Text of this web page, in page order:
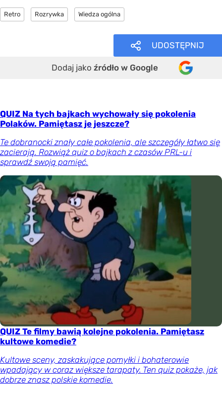
Retro Rozrywka Wiedza ogólna
UDOSTĘPNIJ
Dodaj jako źródło w Google
QUIZ Na tych bajkach wychowały się pokolenia
Polaków. Pamiętasz je jeszcze?
Te dobranocki znały całe pokolenia, ale szczegóły łatwo się
zacierają. Rozwiąż quiz o bajkach z czasów PRL-u i
sprawdź swoją pamięć.
QUIZ Te filmy bawią kolejne pokolenia. Pamiętasz
kultowe komedie?
Kultowe sceny, zaskakujące pomyłki i bohaterowie
wpadający w coraz większe tarapaty. Ten quiz pokaże, jak
dobrze znasz polskie komedie.